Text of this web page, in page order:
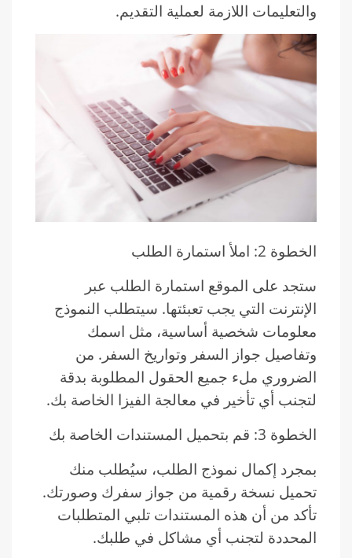
والتعليمات اللازمة لعملية التقديم.
الخطوة 2: املأ استمارة الطلب
ستجد على الموقع استمارة الطلب عبر
الإنترنت التي يجب تعبئتها. سيتطلب النموذج
معلومات شخصية أساسية، مثل اسمك
وتفاصيل جواز السفر وتواريخ السفر. من
الضروري ملء جميع الحقول المطلوبة بدقة
لتجنب أي تأخير في معالجة الفيزا الخاصة بك.
الخطوة 3: قم بتحميل المستندات الخاصة بك
بمجرد إكمال نموذج الطلب، سيُطلب منك
تحميل نسخة رقمية من جواز سفرك وصورتك.
تأكد من أن هذه المستندات تلبي المتطلبات
المحددة لتجنب أي مشاكل في طلبك.